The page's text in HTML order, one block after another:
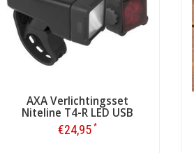
AXA Verlichtingsset
Niteline T4-R LED USB
€24,95 *